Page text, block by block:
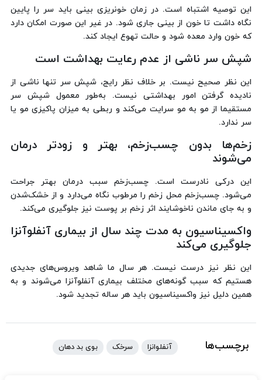
این توصیه اشتباه است. در زمان خونریزی بینی باید سر را پایین
نگاه داشت تا خون از بینی جاری شود. در غیر این صورت امکان دارد
که خون وارد معده شود و حالت تهوع ایجاد کند.
شپش سر ناشی از عدم رعایت بهداشت است
این نظر صحیح نیست. بر خلاف نظر رایج، شپش سر تنها ناشی از
نادیده گرفتن امور بهداشتی نیست. به‌طور معمول شپش سر
مستقیما از مو به مو سرایت می‌کند و ربطی به میزان پاکیزی مو یا
سر ندارد.
زخم‌ها بدون چسب‌زخم، بهتر و زودتر درمان
می‌شوند
این درکی نادرست است. چسب‌زخم سبب درمان بهتر جراحت
می‌شود. چسب‌زخم محل زخم را مرطوب نگاه می‌دارد و از خشک‌شدن
و به جای ماندن ناخوشایند اثر زخم بر پوست نیز جلوگیری می‌کند.
واکسیناسیون به مدت چند سال از بیماری آنفلوآنزا
جلوگیری می‌کند
این نظر نیز درست نیست. هر سال ما شاهد ویروس‌های جدیدی
هستیم که سبب گونه‌های مختلف بیماری آنفلوآنزا می‌شوند و به
همین دلیل نیز واکسیناسیون باید هر ساله تجدید شود.
برچسب‌ها آنفلوانزا سرخک بوی بد دهان